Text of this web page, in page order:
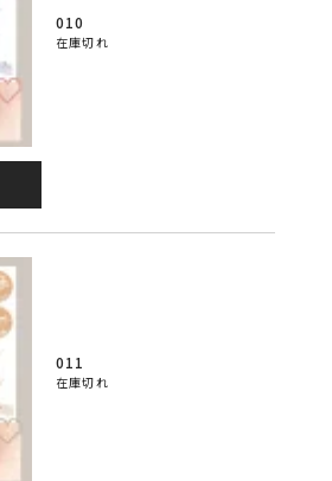
010
在庫切れ
011
在庫切れ